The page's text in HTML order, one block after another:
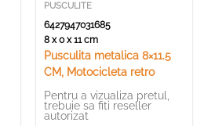
PUSCULITE
6427947031685
8 x 0 x 11 cm
Pusculita metalica 8×11.5
CM, Motocicleta retro
Pentru a vizualiza pretul,
trebuie sa fiti reseller
autorizat